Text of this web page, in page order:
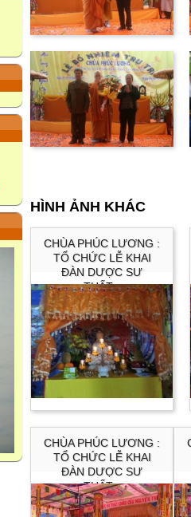
HÌNH ẢNH KHÁC
CHÙA PHÚC LƯƠNG :
TỔ CHỨC LỄ KHAI
ĐÀN DƯỢC SƯ
THẤT...
CHÙA PHÚC LƯƠNG :
TỔ CHỨC LỄ KHAI
ĐÀN DƯỢC SƯ
THẤT...